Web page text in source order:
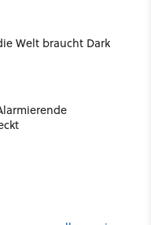
Welt braucht Dark